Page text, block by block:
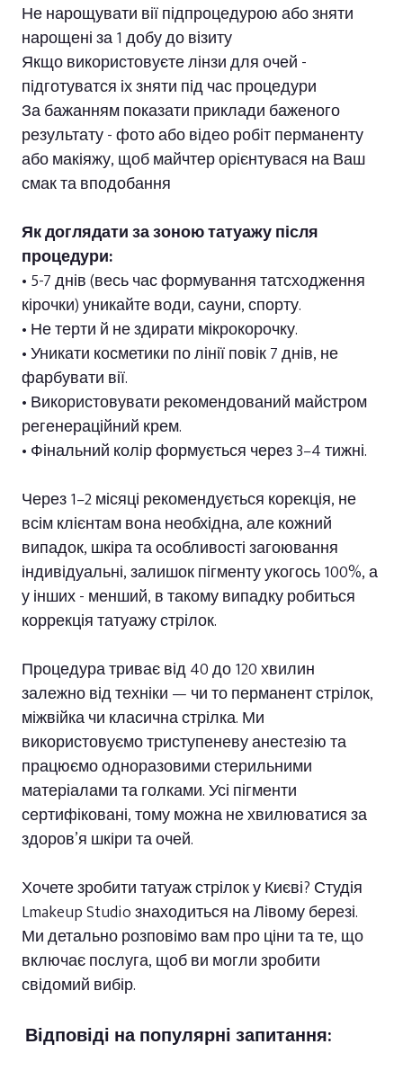
Не нарощувати вії підпроцедурою або зняти
нарощені за 1 добу до візиту
Якщо використовуєте лінзи для очей -
підготуватся іх зняти під час процедури
За бажанням показати приклади баженого
результату - фото або відео робіт перманенту
або макіяжу, щоб майчтер орієнтувася на Ваш
смак та вподобання
Як доглядати за зоною татуажу після
процедури:
• 5-7 днів (весь час формування татсходження
кірочки) уникайте води, сауни, спорту.
• Не терти й не здирати мікрокорочку.
• Уникати косметики по лінії повік 7 днів, не
фарбувати вії.
• Використовувати рекомендований майстром
регенераційний крем.
• Фінальний колір формується через 3–4 тижні.
Через 1–2 місяці рекомендується корекція, не
всім клієнтам вона необхідна, але кожний
випадок, шкіра та особливості загоювання
індивідуальні, залишок пігменту укогось 100%, а
у інших - менший, в такому випадку робиться
коррекція татуажу стрілок.
Процедура триває від 40 до 120 хвилин
залежно від техніки — чи то перманент стрілок,
міжвійка чи класична стрілка. Ми
використовуємо триступеневу анестезію та
працюємо одноразовими стерильними
матеріалами та голками. Усі пігменти
сертифіковані, тому можна не хвилюватися за
здоров’я шкіри та очей.
Хочете зробити татуаж стрілок у Києві? Студія
Lmakeup Studio знаходиться на Лівому березі.
Ми детально розповімо вам про ціни та те, що
включає послуга, щоб ви могли зробити
свідомий вибір.
Відповіді на популярні запитання: